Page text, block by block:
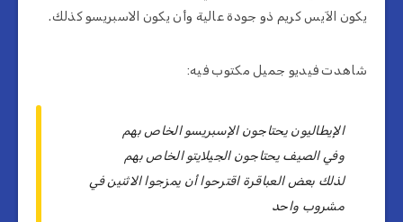
يكون الآيس كريم ذو جودة عالية وأن يكون الاسبريسو كذلك.
شاهدت فيديو جميل مكتوب فيه:
الإيطاليون يحتاجون الإسبريسو الخاص بهم
وفي الصيف يحتاجون الجيلايتو الخاص بهم
لذلك بعض العباقرة اقترحوا أن يمزجوا الاثنين في
مشروب واحد